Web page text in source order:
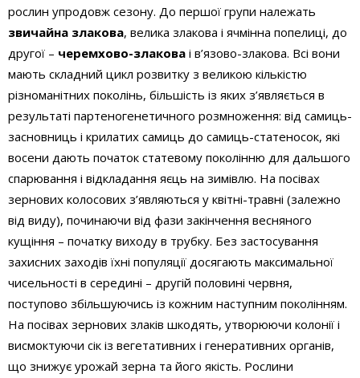
рослин упродовж сезону. До першої групи належать
звичайна злакова, велика злакова і ячмінна попелиці, до
другої – черемхово-злакова і в’язово-злакова. Всі вони
мають складний цикл розвитку з великою кількістю
різноманітних поколінь, більшість із яких з’являється в
результаті партеногенетичного розмноження: від самиць-
засновниць і крилатих самиць до самиць-статеносок, які
восени дають початок статевому поколінню для дальшого
спарювання і відкладання яєць на зимівлю. На посівах
зернових колосових з’являються у квітні-травні (залежно
від виду), починаючи від фази закінчення весняного
кущіння – початку виходу в трубку. Без застосування
захисних заходів їхні популяції досягають максимальної
чисельності в середині – другій половині червня,
поступово збільшуючись із кожним наступним поколінням.
На посівах зернових злаків шкодять, утворюючи колонії і
висмоктуючи сік із вегетативних і генеративних органів,
що знижує урожай зерна та його якість. Рослини